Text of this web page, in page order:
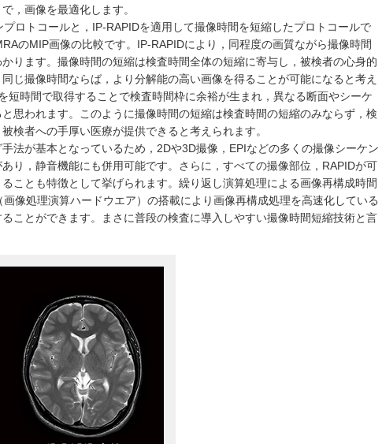
，画像を最適化します。
プロトコールと，IP-RAPIDを適用して撮像時間を短縮したプロトコールで
のMIP画像の比較です。IP-RAPIDにより，同程度の画質ながら撮像時間
ります。撮像時間の短縮は検査時間全体の短縮に寄与し，被検者の心身的
じ撮像時間ならば，より分解能の高い画像を得ることが可能になると考え
短時間で取得することで検査時間枠に余裕が生まれ，異なる断面やシーケ
思われます。このように撮像時間の短縮は検査時間の短縮のみならず，検
検者への手厚い医療が提供できると考えられます。
法が基本となっているため，2Dや3D撮像，EPIなどの多くの撮像シーケン
り，静音機能にも併用可能です。さらに，すべての撮像部位，RAPIDが可
ことも特徴として挙げられます。繰り返し演算処理による画像再構成時間
像処理演算ハードウエア）の搭載により画像再構成処理を高速化している
ことができます。まさに普段の検査に導入しやすい撮像時間短縮技術と言